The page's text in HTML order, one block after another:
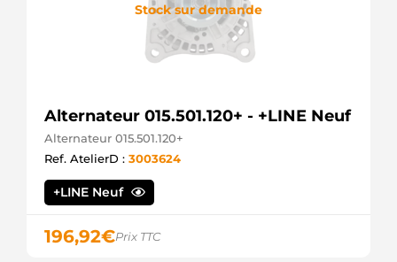
Stock sur demande
Alternateur 015.501.120+ - +LINE Neuf
Alternateur 015.501.120+
Ref. AtelierD : 3003624
+LINE Neuf
196,92€Prix TTC